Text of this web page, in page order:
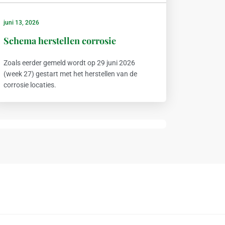
juni 13, 2026
Schema herstellen corrosie
Zoals eerder gemeld wordt op 29 juni 2026
(week 27) gestart met het herstellen van de
corrosie locaties.